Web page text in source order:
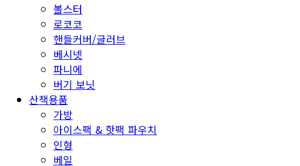
볼스터
로코코
핸들커버/글러브
베시넷
파니에
버기 보닛
산책용품
가방
아이스팩 & 핫팩 파우치
인형
베일